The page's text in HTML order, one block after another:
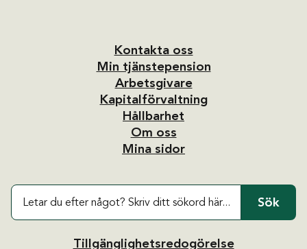
Kontakta oss
Min tjänstepension
Arbetsgivare
Kapitalförvaltning
Hållbarhet
Om oss
Mina sidor
Sök
Tillgänglighetsredogörelse